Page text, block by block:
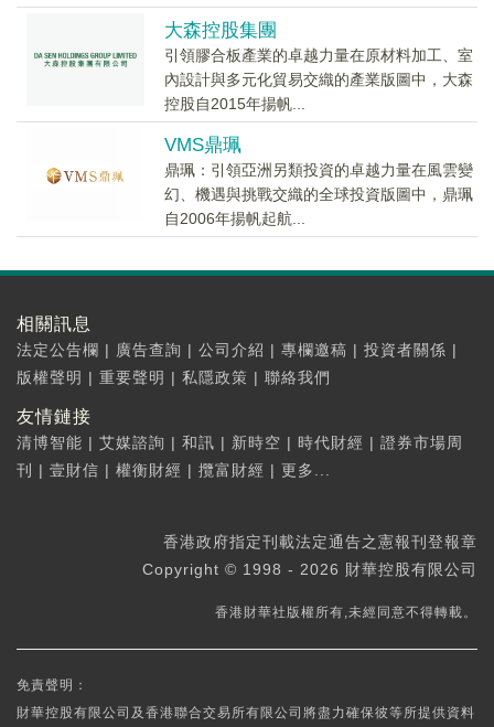
大森控股集團
引領膠合板產業的卓越力量在原材料加工、室
內設計與多元化貿易交織的產業版圖中，大森
控股自2015年揚帆...
VMS鼎珮
鼎珮：引領亞洲另類投資的卓越力量在風雲變
幻、機遇與挑戰交織的全球投資版圖中，鼎珮
自2006年揚帆起航...
相關訊息
法定公告欄 | 廣告查詢 | 公司介紹 | 專欄邀稿 | 投資者關係 |
版權聲明 | 重要聲明 | 私隱政策 | 聯絡我們
友情鏈接
清博智能 | 艾媒諮詢 | 和訊 | 新時空 | 時代財經 | 證券市場周
刊
| 壹財信 | 權衡財經 | 攬富財經 | 更多...
香港政府指定刊載法定通告之憲報刊登報章
Copyright © 1998 - 2026 財華控股有限公司
香港財華社版權所有,未經同意不得轉載。
免責聲明：
財華控股有限公司及香港聯合交易所有限公司將盡力確保彼等所提供資料